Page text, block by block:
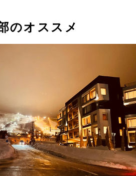
のオススメ